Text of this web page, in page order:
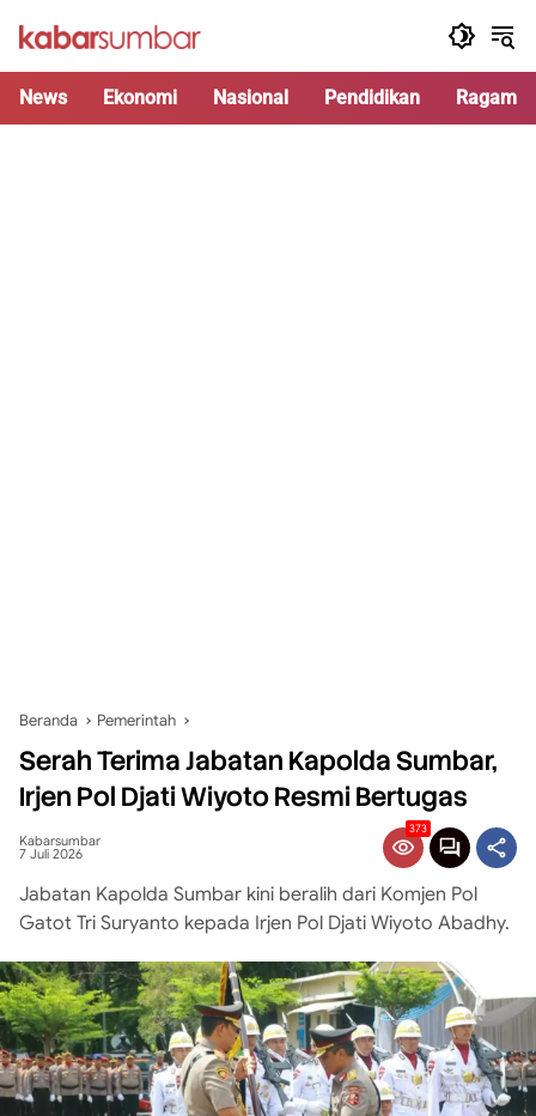
News Ekonomi Nasional Pendidikan Ragam
Beranda Pemerintah
Serah Terima Jabatan Kapolda Sumbar,
Irjen Pol Djati Wiyoto Resmi Bertugas
Kabarsumbar
7 Juli 2026
373
Jabatan Kapolda Sumbar kini beralih dari Komjen Pol
Gatot Tri Suryanto kepada Irjen Pol Djati Wiyoto Abadhy.